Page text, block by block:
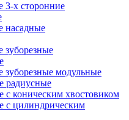
3-х сторонние
насадные
зуборезные
зуборезные модульные
радиусные
с коническим хвостовиком
с цилиндрическим